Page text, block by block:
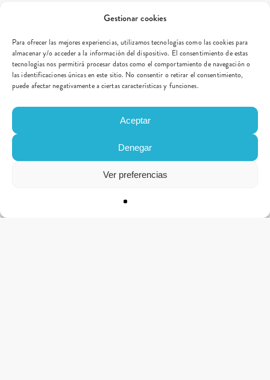
Gestionar cookies
Para ofrecer las mejores experiencias, utilizamos tecnologías como las cookies para
almacenar y/o acceder a la información del dispositivo. El consentimiento de estas
tecnologías nos permitirá procesar datos como el comportamiento de navegación o
las identificaciones únicas en este sitio. No consentir o retirar el consentimiento,
puede afectar negativamente a ciertas características y funciones.
Aceptar
Denegar
Ver preferencias